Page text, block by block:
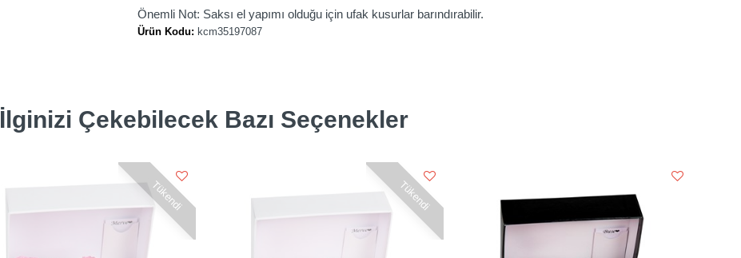
Önemli Not: Saksı el yapımı olduğu için ufak kusurlar barındırabilir.
Ürün Kodu: kcm35197087
İlginizi Çekebilecek Bazı Seçenekler
Tükendi Tükendi